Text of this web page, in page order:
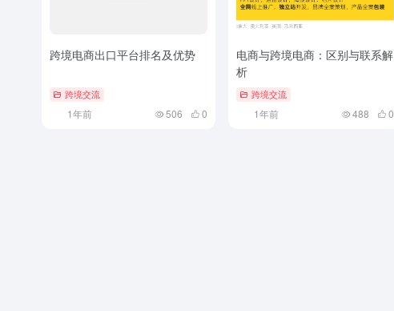
跨境电商出口平台排名及优势
跨境交流
1年前 506 0
电商与跨境电商：区别与联系解
析
跨境交流
1年前 488 0